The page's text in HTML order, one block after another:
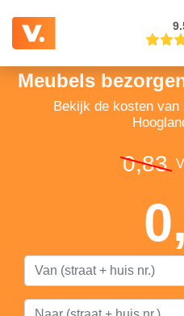
Meubels
Bekijk de kosten van
0,83
0,